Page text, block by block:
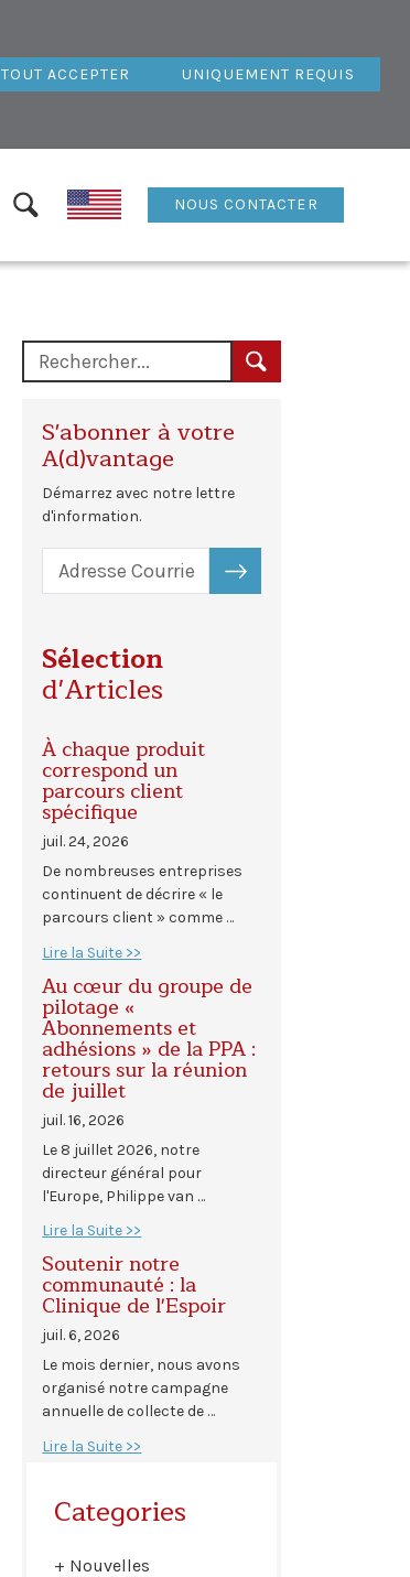
TOUT ACCEPTER UNIQUEMENT REQUIS
NOUS CONTACTER
S'abonner à votre
A(d)vantage
Démarrez avec notre lettre
d'information.
S'ABONNER
Sélection
d'Articles
À chaque produit
correspond un
parcours client
spécifique
juil. 24, 2026
De nombreuses entreprises
continuent de décrire « le
parcours client » comme …
Lire la Suite >>
Au cœur du groupe de
pilotage «
Abonnements et
adhésions » de la PPA :
retours sur la réunion
de juillet
juil. 16, 2026
Le 8 juillet 2026, notre
directeur général pour
l'Europe, Philippe van …
Lire la Suite >>
Soutenir notre
communauté : la
Clinique de l'Espoir
juil. 6, 2026
Le mois dernier, nous avons
organisé notre campagne
annuelle de collecte de …
Lire la Suite >>
Categories
Nouvelles